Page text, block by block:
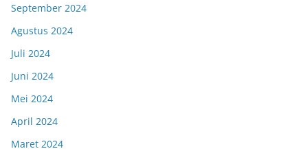
September 2024
Agustus 2024
Juli 2024
Juni 2024
Mei 2024
April 2024
Maret 2024